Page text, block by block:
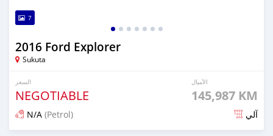
7
2016 Ford Explorer
Sukuta
السعر
NEGOTIABLE
الأميال
145,987 KM
N/A (Petrol) آلي